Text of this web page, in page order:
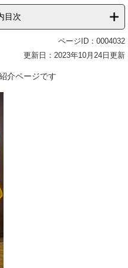
目次
ページID：0004032
更新日：2023年10月24日更新
介ページです